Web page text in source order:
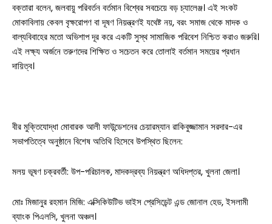
সারাদেশ
সাতক্ষীরা সদর
বক্তারা বলেন, জলবায়ু পরিবর্তন বর্তমান বিশ্বের সবচেয়ে বড় চ্যালেঞ্জ। এই সংকট
মোকাবিলায় কেবল বৃক্ষরোপণ বা দূষণ নিয়ন্ত্রণই যথেষ্ট নয়, বরং সমাজ থেকে মাদক ও
বাল্যবিবাহের মতো অভিশাপ দূর করে একটি সুস্থ সামাজিক পরিবেশ নিশ্চিত করাও জরুরি।
এই লক্ষ্য অর্জনে তরুণদের শিক্ষিত ও সচেতন করে তোলাই বর্তমান সময়ের প্রধান
দায়িত্ব।
বীর মুক্তিযোদ্ধা মোবারক আলী ফাউন্ডেশনের চেয়ারম্যান রাকিবুজ্জামান সরদার-এর
সভাপতিত্বে অনুষ্ঠানে বিশেষ অতিথি হিসেবে উপস্থিত ছিলেন:
মলয় ভূষণ চক্রবর্তী: উপ-পরিচালক, মাদকদ্রব্য নিয়ন্ত্রণ অধিদপ্তর, খুলনা জেলা।
মোঃ মিজানুর রহমান মিজি: এক্সিকিউটিভ ভাইস প্রেসিডেন্ট এন্ড জোনাল হেড, ইসলামী
ব্যাংক পিএলসি, খুলনা অঞ্চল।